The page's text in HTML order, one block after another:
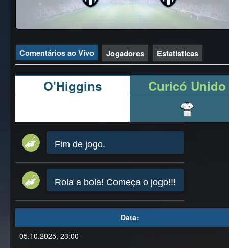
Comentários ao Vivo Jogadores Estatísticas
O'Higgins Curicó Unido
Fim de jogo.
Rola a bola! Começa o jogo!!!
Data:
05.10.2025, 23:00